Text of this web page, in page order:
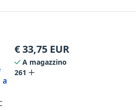
a
€33,75 EUR
A magazzino
261